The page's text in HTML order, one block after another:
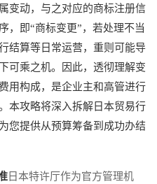
变动，与之对应的商标注册信
，即“商标变更”，若处理不当
结算等日常运营，重则可能导
可乘之机。因此，透彻理解变
用构成，是企业主和高管进行
本攻略将深入拆解日本贸易行
您提供从预算筹备到成功办结
日本特许厅作为官方管理机